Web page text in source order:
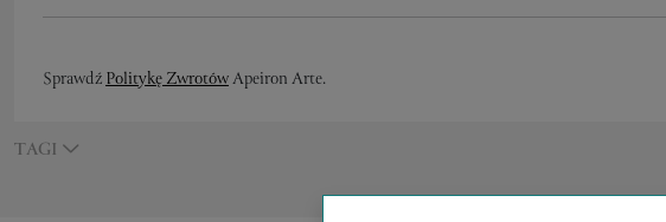
SprawdźPolitykę ZwrotówApeiron Arte.
TAGI